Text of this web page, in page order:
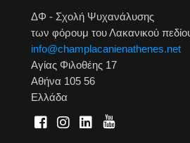
ΔΦ - Σχολή Ψυχανάλυσης
των φόρουμ του Λακανικού
info@champlacanienathenes.net
Αγίας Φιλοθέης 17
Αθήνα 105 56
Ελλάδα